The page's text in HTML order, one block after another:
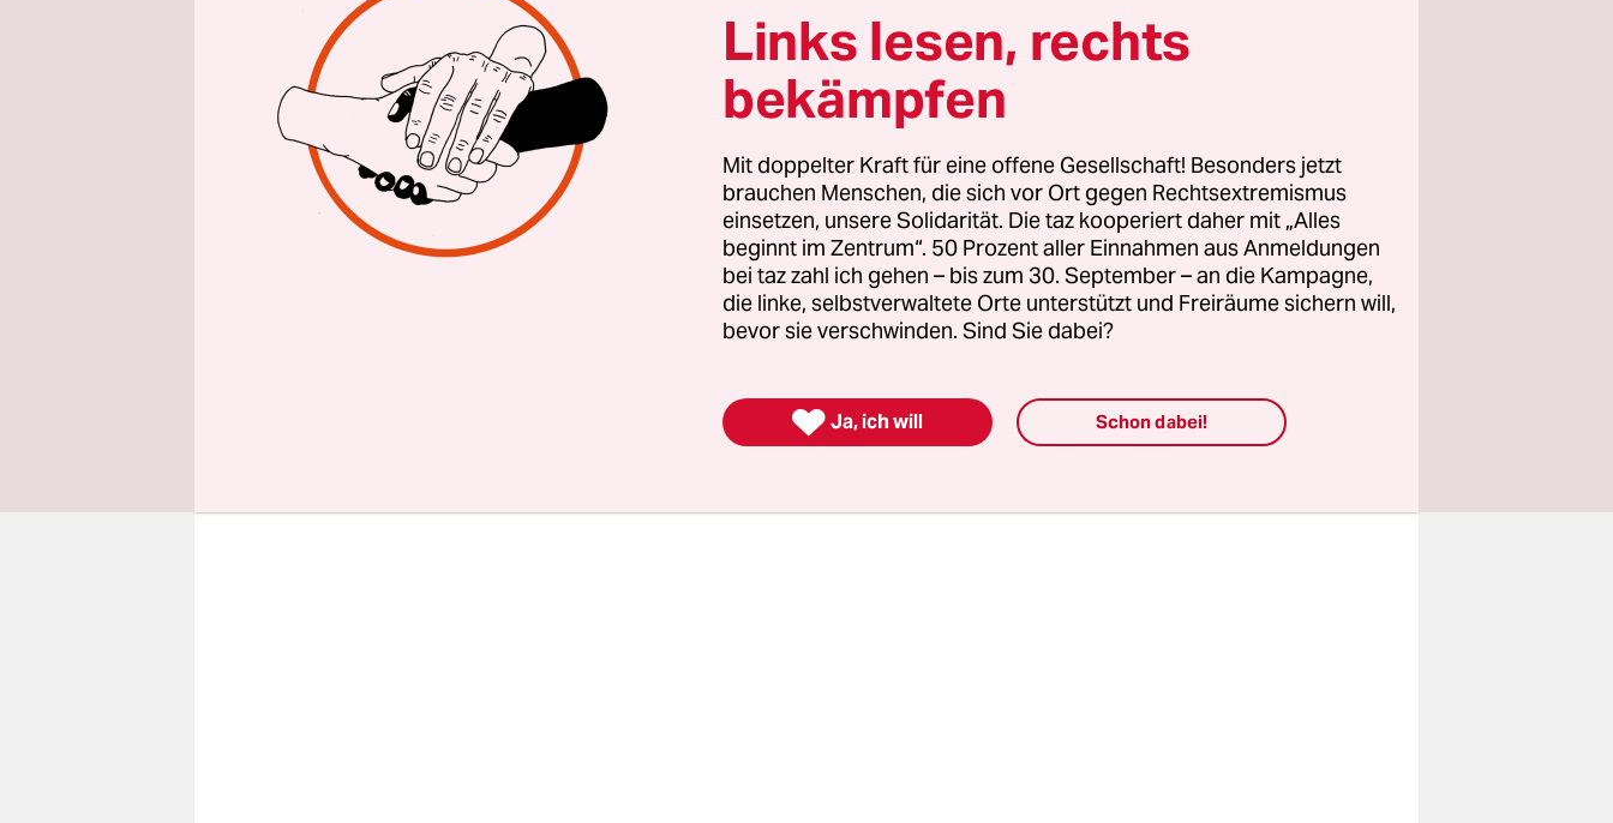
Landgerichts Köln. Doch viel mehr als seine Personalien - er wohnt
jetzt in Saint Tropez – gab der am Montag als Zeuge im Strafprozess
gegen die ehemalige Führung des Kölner Bankhauses Sal. Oppenheim
geladene Ex-Arcandor-Chef nicht preis.
Zumindest versuchen wollte es Sabine Grobecker. Tapfer arbeitete die
Vorsitzende der 16. Großen Strafkammer ihren Fragenkatalog ab.
Warum er 2005 vom Aufsichtsratsvorsitz auf den Chefposten des
todgeweihten Handelskonzerns Arcandor gewechselt sei? Welche
Gründe gab es für sein Ausscheiden Anfang 2009? Wie war sein
Links lesen, rechts
bekämpfen
Mit doppelter Kraft für eine offene Gesellschaft! Besonders jetzt
brauchen Menschen, die sich vor Ort gegen Rechtsextremismus
einsetzen, unsere Solidarität. Die taz kooperiert daher mit „Alles
beginnt im Zentrum“. 50 Prozent aller Einnahmen aus Anmeldungen
bei taz zahl ich gehen – bis zum 30. September – an die Kampagne,
die linke, selbstverwaltete Orte unterstützt und Freiräume sichern will,
bevor sie verschwinden. Sind Sie dabei?
 Ja, ich will Schon dabei!